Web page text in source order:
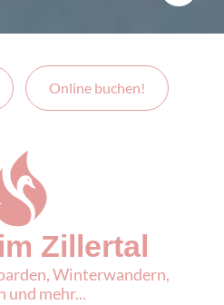
Online buchen!
Zillertal
Winterwandern,
und mehr...